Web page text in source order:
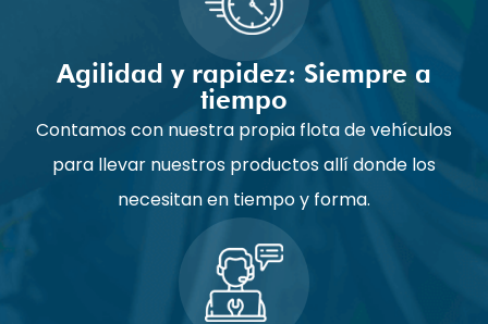
Agilidad y rapidez: Siempre a
tiempo
Contamos con nuestra propia flota de vehículos
para llevar nuestros productos allí donde los
necesitan en tiempo y forma.